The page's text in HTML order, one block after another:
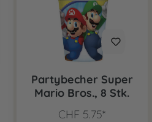
Partybecher Super
Mario Bros., 8 Stk.
CHF 5.75*